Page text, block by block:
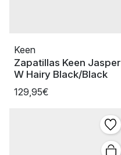
Keen
Zapatillas Keen Jasper
W Hairy Black/Black
129,95€